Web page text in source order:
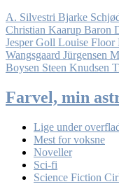
A. Silvestri Bjarke
Christian Kaarup Baron
Jesper Goll Louise Floor
Wangsgaard Jürgensen
Boysen Steen Knudsen
Farvel, min
Lige under
Mest for voksne
Noveller
Sci-fi
Science Fiction